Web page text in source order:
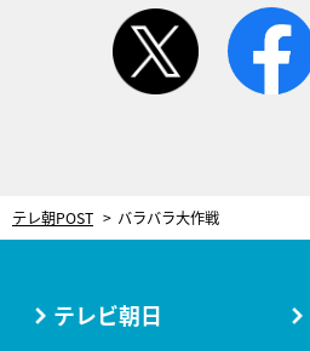
twitter
テレ朝POST バラバラ大作戦
テレビ朝日